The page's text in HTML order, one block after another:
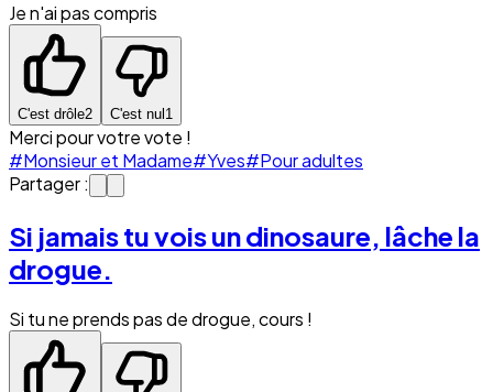
Je n'ai pas compris
C'est drôle2 C'est nul 1
Merci pour votre vote !
#Monsieur et Madame#Yves#Pour adultes
Partager :
Si jamais tu vois un dinosaure, lâche la
drogue.
Si tu ne prends pas de drogue, cours !